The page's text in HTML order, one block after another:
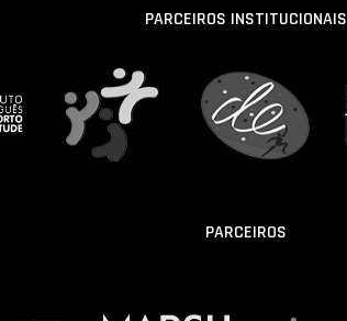
PARCEIROS INSTITUCIONAIS
PARCEIROS